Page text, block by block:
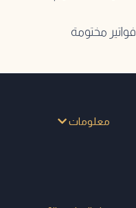
فواتير مختومة
معلومات